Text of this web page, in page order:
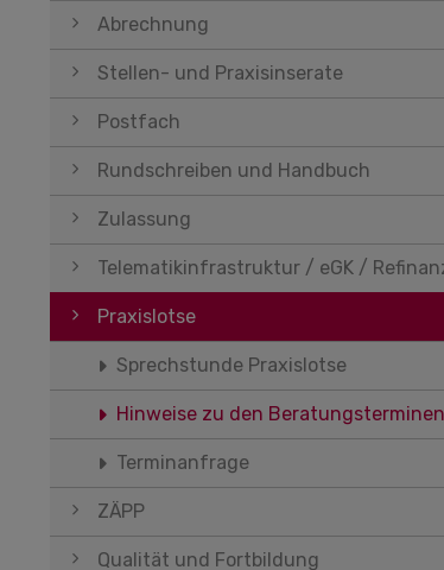
Abrechnung
Stellen- und Praxisinserate
Postfach
Rundschreiben und Handbuch
Zulassung
Telematikinfrastruktur / eGK /
Praxislotse
Sprechstunde Praxislotse
Hinweise zu den Beratungsterminen
Terminanfrage
ZÄPP
Qualität und Fortbildung